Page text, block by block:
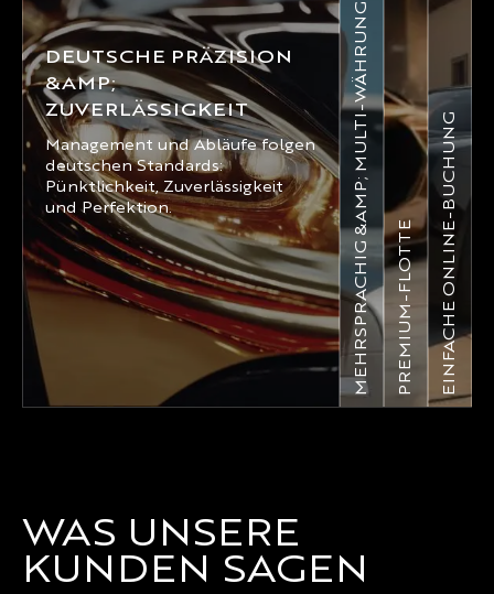
DEUTSCHE PRÄZISION
&AMP;
ZUVERLÄSSIGKEIT
Management und Abläufe folgen
deutschen Standards:
Pünktlichkeit, Zuverlässigkeit
und Perfektion.
MEHRSPRACHIG &AMP; MULTI-WÄHRUNGPREMIUM-FLOTTEEINFACHE ONLINE-BUCHUNG
WAS UNSERE
KUNDEN SAGEN